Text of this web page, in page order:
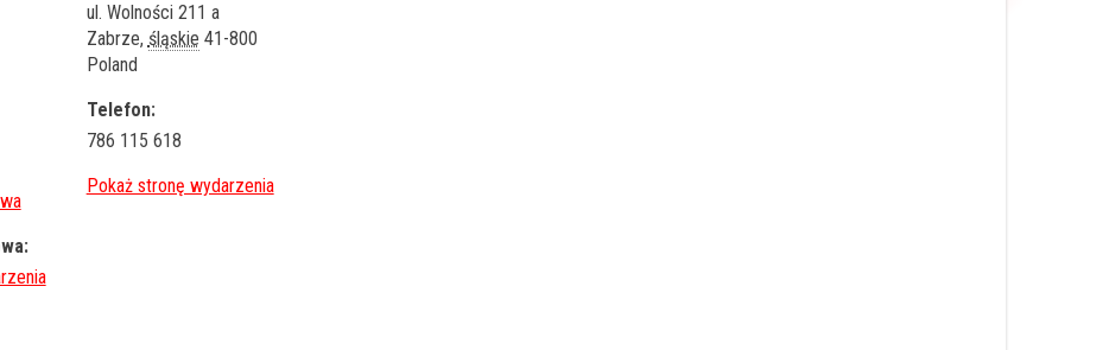
ul. Wolności 211 a
Zabrze, śląskie 41-800
Poland
Telefon:
786 115 618